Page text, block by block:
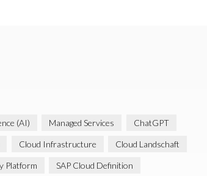
(AI) Managed Services ChatGPT
Cloud Infrastructure Cloud Landschaft
Platform SAP Cloud Definition